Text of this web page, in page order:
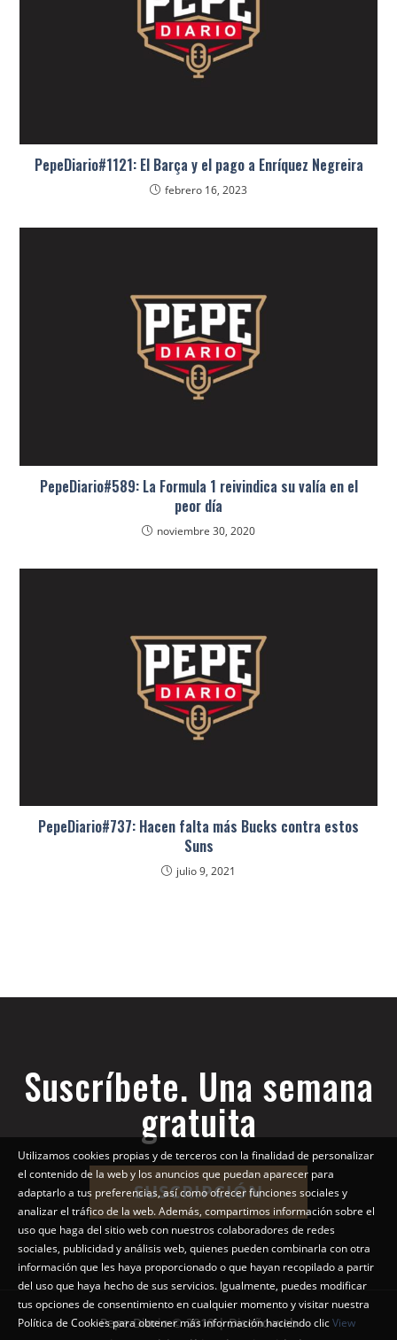
PepeDiario#1121: El Barça y el pago a Enríquez Negreira
febrero 16, 2023
PepeDiario#589: La Formula 1 reivindica su valía en el
peor día
noviembre 30, 2020
PepeDiario#737: Hacen falta más Bucks contra estos
Suns
julio 9, 2021
Suscríbete. Una semana
gratuita
SUSCRIPCIÓN
Pepe Diario © 2018 | Diseño web
Utilizamos cookies propias y de terceros con la finalidad de personalizar
el contenido de la web y los anuncios que puedan aparecer para
adaptarlo a tus preferencias, así como ofrecer funciones sociales y
analizar el tráfico de la web. Además, compartimos información sobre el
uso que haga del sitio web con nuestros colaboradores de redes
sociales, publicidad y análisis web, quienes pueden combinarla con otra
información que les haya proporcionado o que hayan recopilado a partir
del uso que haya hecho de sus servicios. Igualmente, puedes modificar
tus opciones de consentimiento en cualquier momento y visitar nuestra
Política de Cookies para obtener más información haciendo clicView